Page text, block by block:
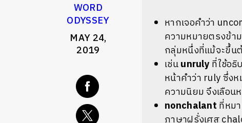
WORD
ODYSSEY
MAY 24,
2019
หากเจอคำว่า
ความหมายตรงข้า
กลุ่มหนึ่งที่แม้จะขึ้น
เช่นunruly ที่ใช้อ
หน้าคำว่า ruly ซึ่ง
ความนิยม จึงเลือน
nonchalant ที่หม